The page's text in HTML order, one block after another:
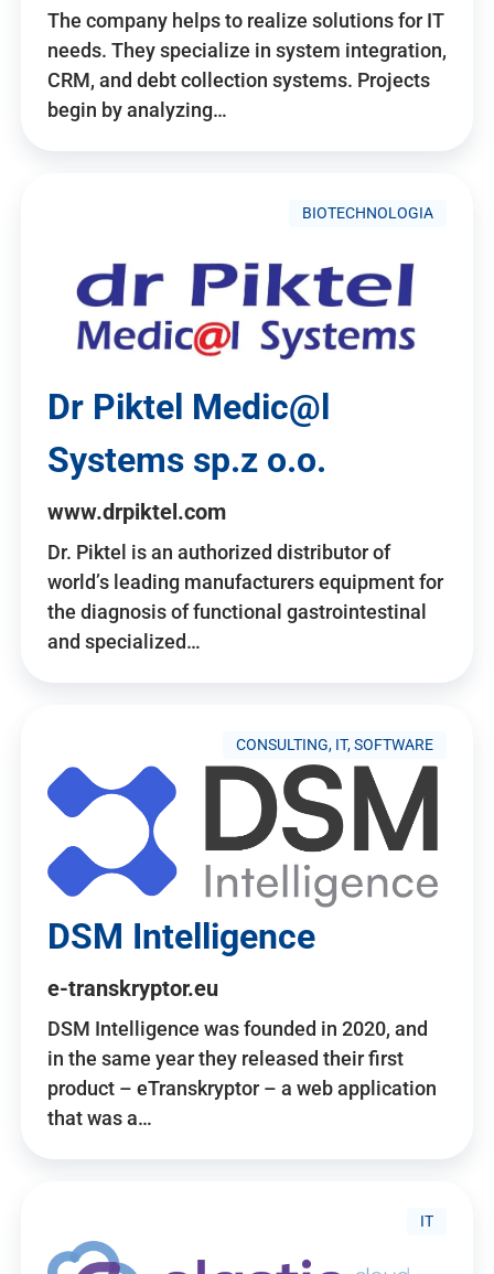
The company helps to realize solutions for IT
needs. They specialize in system integration,
CRM, and debt collection systems. Projects
begin by analyzing…
BIOTECHNOLOGIA
Dr Piktel Medic@l
Systems sp.z o.o.
www.drpiktel.com
Dr. Piktel is an authorized distributor of
world’s leading manufacturers equipment for
the diagnosis of functional gastrointestinal
and specialized…
CONSULTING, IT, SOFTWARE
DSM Intelligence
e-transkryptor.eu
DSM Intelligence was founded in 2020, and
in the same year they released their first
product – eTranskryptor – a web application
that was a…
IT